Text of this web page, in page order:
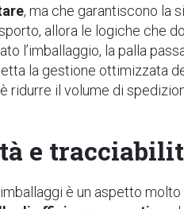
, ma che garantiscono la
allora le logiche che
l’imballaggio, la palla
la gestione ottimizzata
ridurre il volume di
e
è un aspetto molto